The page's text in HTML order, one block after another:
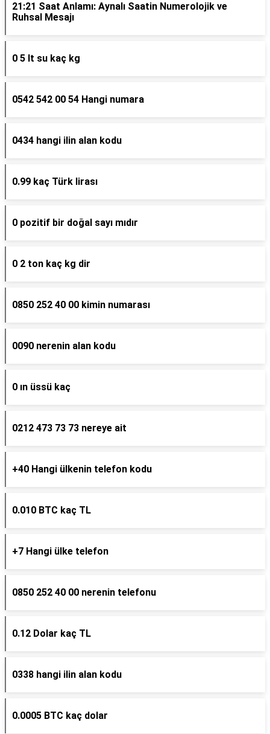
21:21 Saat Anlamı: Aynalı Saatin Numerolojik ve
Ruhsal Mesajı
0 5 lt su kaç kg
0542 542 00 54 Hangi numara
0434 hangi ilin alan kodu
0.99 kaç Türk lirası
0 pozitif bir doğal sayı mıdır
0 2 ton kaç kg dir
0850 252 40 00 kimin numarası
0090 nerenin alan kodu
0 ın üssü kaç
0212 473 73 73 nereye ait
+40 Hangi ülkenin telefon kodu
0.010 BTC kaç TL
+7 Hangi ülke telefon
0850 252 40 00 nerenin telefonu
0.12 Dolar kaç TL
0338 hangi ilin alan kodu
0.0005 BTC kaç dolar